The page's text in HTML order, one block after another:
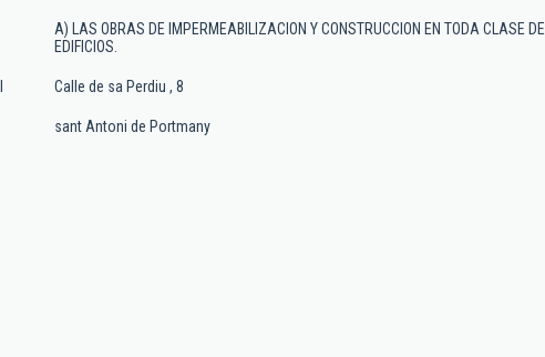
A) LAS OBRAS DE IMPERMEABILIZACION Y CONSTRUCCION EN TODA CLASE DE
EDIFICIOS.
Calle de sa Perdiu , 8
sant Antoni de Portmany